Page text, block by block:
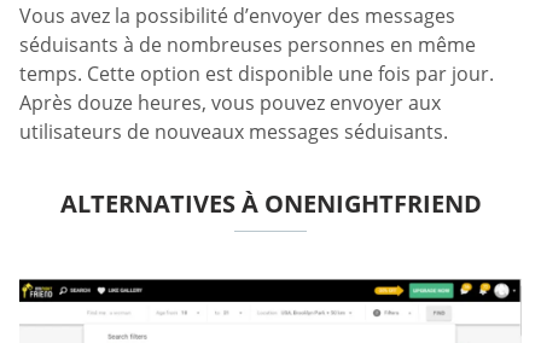
Vous avez la possibilité d’envoyer des messages
séduisants à de nombreuses personnes en même
temps. Cette option est disponible une fois par jour.
Après douze heures, vous pouvez envoyer aux
utilisateurs de nouveaux messages séduisants.
ALTERNATIVES À ONENIGHTFRIEND